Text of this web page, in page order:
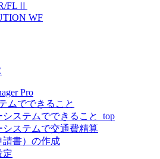
FLⅡ
WF
Pro
ムでできること
システムでできること_top
システムで交通費精算
請書）の作成
定